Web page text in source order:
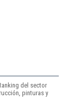
del sector
pinturas y